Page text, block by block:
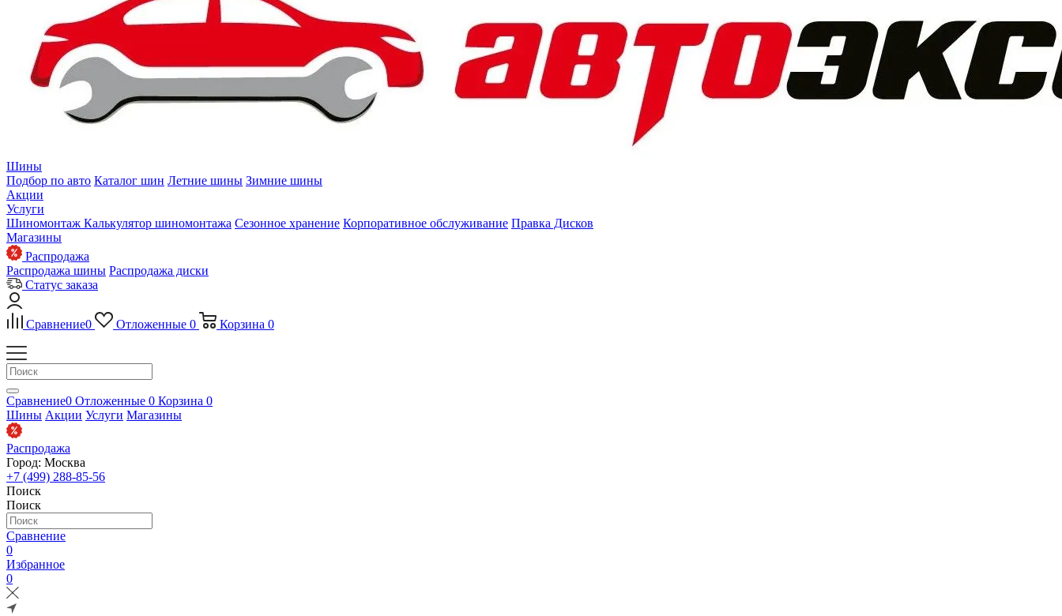
Шины
Подбор по авто Каталог шин Летние шины Зимние шины
Акции
Услуги
Шиномонтаж Калькулятор шиномонтажа Сезонное хранение Корпоративное обслуживание Правка Дисков
Магазины
Распродажа
Распродажа шины Распродажа диски
Статус заказа
Сравнение0 Отложенные 0 Корзина 0
Сравнение0 Отложенные 0 Корзина 0
Шины Акции Услуги Магазины
Распродажа
Город: Москва
+7 (499) 288-85-56
Поиск
Поиск
Сравнение
0
Избранное
0